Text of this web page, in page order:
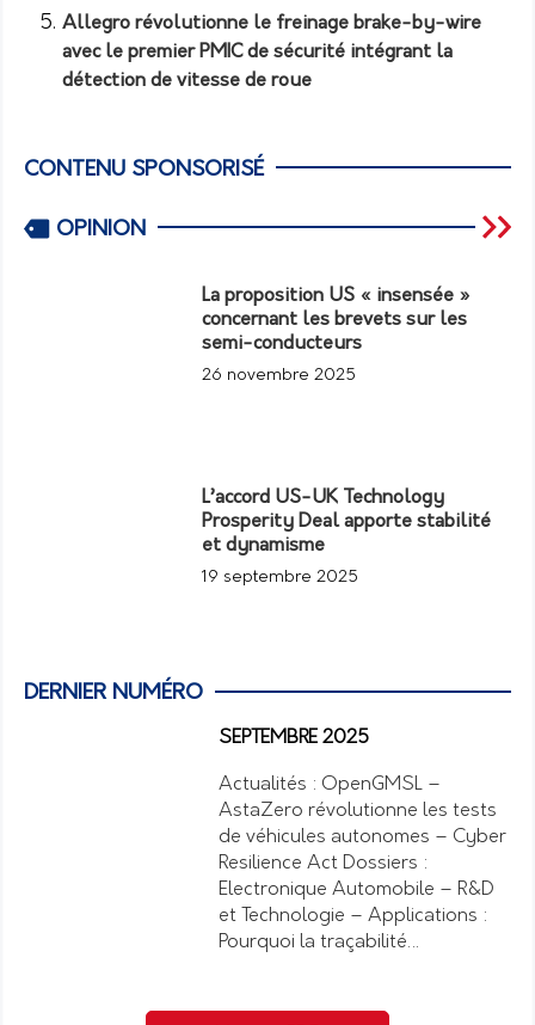
Allegro révolutionne le freinage brake-by-wire
avec le premier PMIC de sécurité intégrant la
détection de vitesse de roue
CONTENU SPONSORISÉ
OPINION
La proposition US « insensée »
concernant les brevets sur les
semi-conducteurs
26 novembre 2025
L’accord US-UK Technology
Prosperity Deal apporte stabilité
et dynamisme
19 septembre 2025
DERNIER NUMÉRO
SEPTEMBRE 2025
Actualités : OpenGMSL –
AstaZero révolutionne les tests
de véhicules autonomes – Cyber
Resilience Act Dossiers :
Electronique Automobile – R&D
et Technologie – Applications :
Pourquoi la traçabilité…